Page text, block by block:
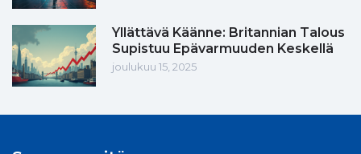
Yllättävä Käänne: Britannian Talous
Supistuu Epävarmuuden Keskellä
joulukuu 15, 2025